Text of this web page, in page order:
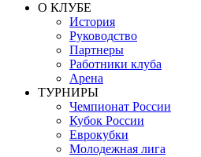
О КЛУБЕ
История
Руководство
Партнеры
Работники клуба
Арена
ТУРНИРЫ
Чемпионат России
Кубок России
Еврокубки
Молодежная лига